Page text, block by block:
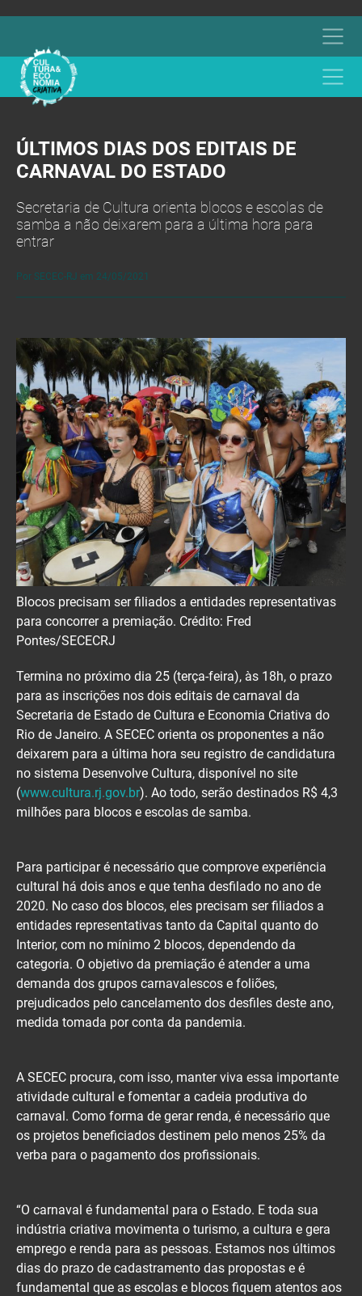
ÚLTIMOS DIAS DOS EDITAIS DE
CARNAVAL DO ESTADO
Secretaria de Cultura orienta blocos e escolas de
samba a não deixarem para a última hora para
entrar
Por SECEC-RJ em 24/05/2021
Blocos precisam ser filiados a entidades representativas
para concorrer a premiação. Crédito: Fred
Pontes/SECECRJ
Termina no próximo dia 25 (terça-feira), às 18h, o prazo
para as inscrições nos dois editais de carnaval da
Secretaria de Estado de Cultura e Economia Criativa do
Rio de Janeiro. A SECEC orienta os proponentes a não
deixarem para a última hora seu registro de candidatura
no sistema Desenvolve Cultura, disponível no site
(www.cultura.rj.gov.br). Ao todo, serão destinados R$ 4,3
milhões para blocos e escolas de samba.
Para participar é necessário que comprove experiência
cultural há dois anos e que tenha desfilado no ano de
2020. No caso dos blocos, eles precisam ser filiados a
entidades representativas tanto da Capital quanto do
Interior, com no mínimo 2 blocos, dependendo da
categoria. O objetivo da premiação é atender a uma
demanda dos grupos carnavalescos e foliões,
prejudicados pelo cancelamento dos desfiles deste ano,
medida tomada por conta da pandemia.
A SECEC procura, com isso, manter viva essa importante
atividade cultural e fomentar a cadeia produtiva do
carnaval. Como forma de gerar renda, é necessário que
os projetos beneficiados destinem pelo menos 25% da
verba para o pagamento dos profissionais.
“O carnaval é fundamental para o Estado. E toda sua
indústria criativa movimenta o turismo, a cultura e gera
emprego e renda para as pessoas. Estamos nos últimos
dias do prazo de cadastramento das propostas e é
fundamental que as escolas e blocos fiquem atentos aos